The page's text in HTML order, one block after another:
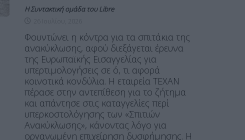
Η Συντακτική ομάδα του Libre
Φουντώνει η κόντρα για τα σπιτάκια της
ανακύκλωσης, αφού διεξάγεται έρευνα
της Ευρωπαϊκής Εισαγγελίας για
υπερτιμολογήσεις σε ό, τι αφορά
κοινοτικά κονδύλια. Η εταιρεία ΤΕΧΑΝ
πέρασε στην αντεπίθεση για το ζήτημα
και απάντησε στις καταγγελίες περί
υπερκοστολόγησης των «Σπιτιών
Ανακύκλωσης», κάνοντας λόγο για
οργανωμένη επιχείρηση δυσφήμησης. Η